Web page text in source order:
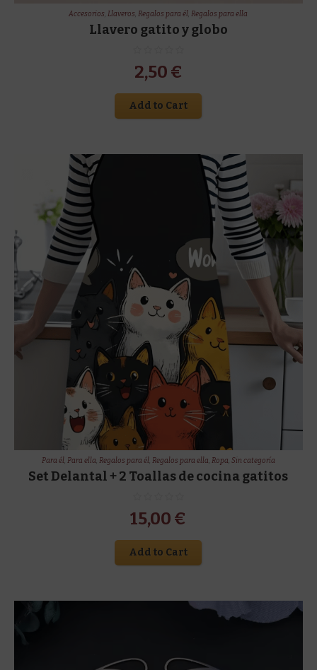
Accesorios,Llaveros,Regalos para él,Regalos para ella
Llavero gatito y globo
2,50 €
Add to Cart
Para él, Para ella, Regalos para él, Regalos para ella, Ropa, Sin categoría
Set Delantal + 2 Toallas de cocina gatitos
15,00 €
Add to Cart